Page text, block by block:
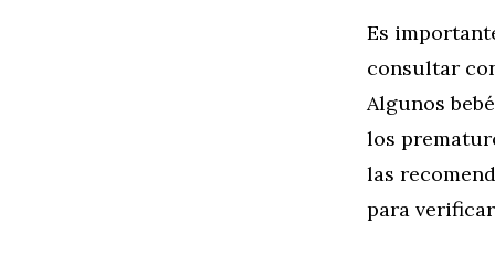
Es
consultar
Algunos
los
las
para